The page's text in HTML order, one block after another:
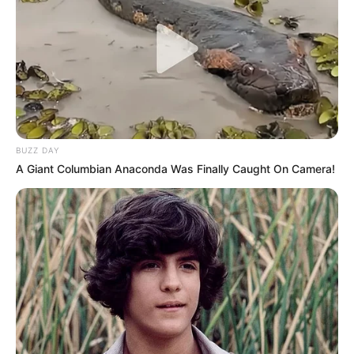
Ausflugsziele und Sehenswürdigkeiten im Umkreis
von Potsdam:
Gaststätten in und um Potsdam
Potsdamer Parklandschaft
Umkreissuche Tourismus Potsdam
Museen in und um Potsdam
Kinderausflugsziele für Potsdam
Kindergeburtstag feiern
Schlösser und Burgen in und um Potsdam
Tagesausflugsziele für Potsdam
Bademöglichkeiten
Wandern
BUZZ DAY
A Giant Columbian Anaconda Was Finally Caught On Camera!